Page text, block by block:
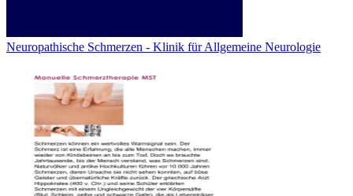
Neuropathische Schmerzen - Klinik für Allgemeine Neurologie